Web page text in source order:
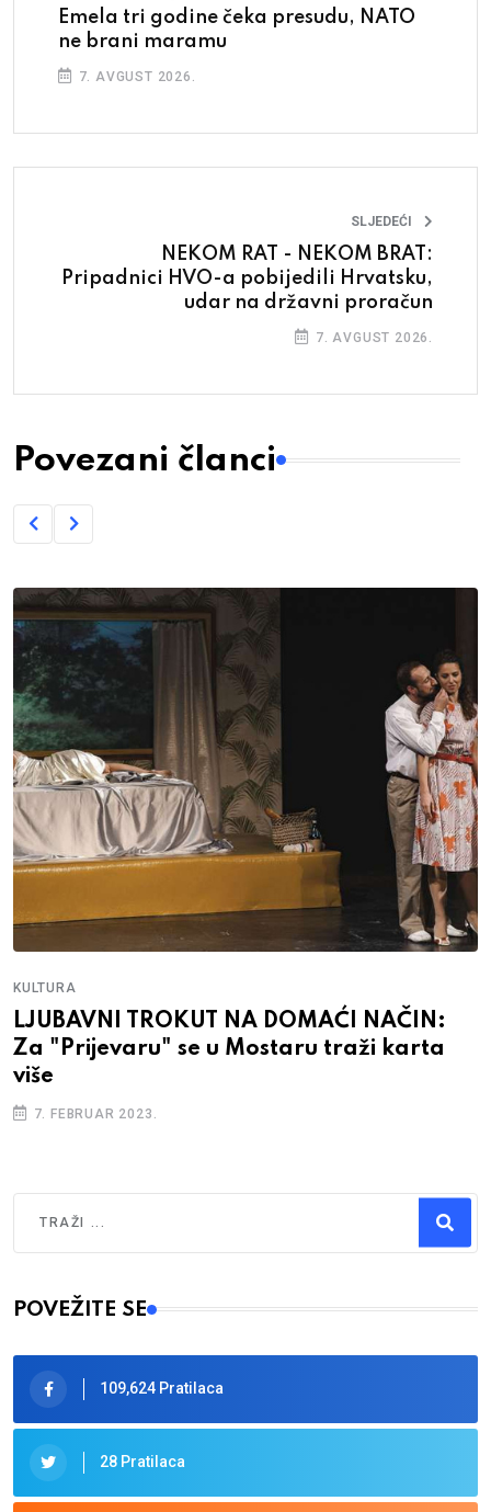
Emela tri godine čeka presudu, NATO
ne brani maramu
7. AVGUST 2026.
SLJEDEĆI
NEKOM RAT - NEKOM BRAT:
Pripadnici HVO-a pobijedili Hrvatsku,
udar na državni proračun
7. AVGUST 2026.
Povezani članci
KULTURA
LJUBAVNI TROKUT NA DOMAĆI NAČIN:
Za "Prijevaru" se u Mostaru traži karta
više
7. FEBRUAR 2023.
Type 2 or more characters for results.
POVEŽITE SE
109,624 Pratilaca
28 Pratilaca